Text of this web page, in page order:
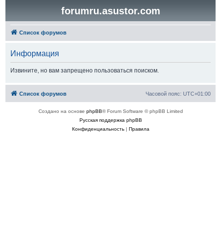
forumru.asustor.com
Список форумов
Информация
Извините, но вам запрещено пользоваться поиском.
Список форумов Часовой пояс: UTC+01:00
Создано на основе phpBB® Forum Software © phpBB Limited
Русская поддержка phpBB
Конфиденциальность| Правила